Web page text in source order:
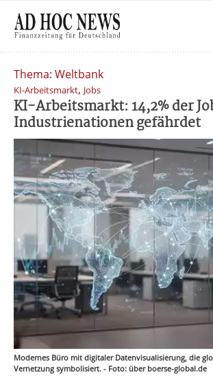
Thema: Weltbank
KI-Arbeitsmarkt, Jobs
KI-Arbeitsmarkt: 14,2% der
Industrienationen gefährdet
Modernes Büro mit digitaler Datenvisualisierung, die
Vernetzung symbolisiert. - Foto: über boerse-global.de